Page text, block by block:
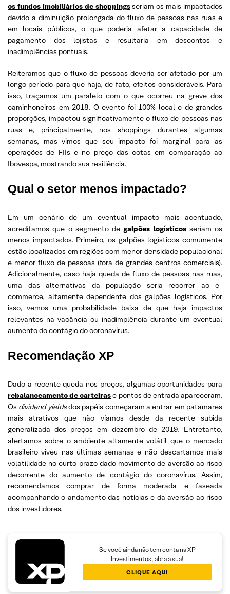
os fundos imobiliários de shoppingsseriam os mais impactados
devido a diminuição prolongada do fluxo de pessoas nas ruas e
em locais públicos, o que poderia afetar a capacidade de
pagamento dos lojistas e resultaria em descontos e
inadimplências pontuais.
Reiteramos que o fluxo de pessoas deveria ser afetado por um
longo período para que haja, de fato, efeitos consideráveis. Para
isso, traçamos um paralelo com o que ocorreu na greve dos
caminhoneiros em 2018. O evento foi 100% local e de grandes
proporções, impactou significativamente o fluxo de pessoas nas
ruas e, principalmente, nos shoppings durantes algumas
semanas, mas vimos que seu impacto foi marginal para as
operações de FIIs e no preço das cotas em comparação ao
Ibovespa, mostrando sua resiliência.
Qual o setor menos impactado?
Em um cenário de um eventual impacto mais acentuado,
acreditamos que o segmento de galpões logísticosseriam os
menos impactados. Primeiro, os galpões logísticos comumente
estão localizados em regiões com menor densidade populacional
e menor fluxo de pessoas (fora de grandes centros comerciais).
Adicionalmente, caso haja queda de fluxo de pessoas nas ruas,
uma das alternativas da população seria recorrer ao e-
commerce, altamente dependente dos galpões logísticos. Por
isso, vemos uma probabilidade baixa de que haja impactos
relevantes na vacância ou inadimplência durante um eventual
aumento do contágio do coronavírus.
Recomendação XP
Dado a recente queda nos preços, algumas oportunidades para
rebalanceamento de carteirase pontos de entrada apareceram.
Os dividend yieldsdos papéis começaram a entrar em patamares
mais atrativos que não víamos desde da recente subida
generalizada dos preços em dezembro de 2019. Entretanto,
alertamos sobre o ambiente altamente volátil que o mercado
brasileiro viveu nas últimas semanas e não descartamos mais
volatilidade no curto prazo dado movimento de aversão ao risco
decorrente do aumento de contágio do coronavírus. Assim,
recomendamos comprar de forma moderada e faseada
acompanhando o andamento das notícias e da aversão ao risco
dos investidores.
Se você ainda não tem conta na XP
Investimentos, abra a sua!
CLIQUE AQUI